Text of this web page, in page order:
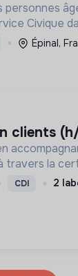
Civique
Épinal,
clients
travers la
CDI
2